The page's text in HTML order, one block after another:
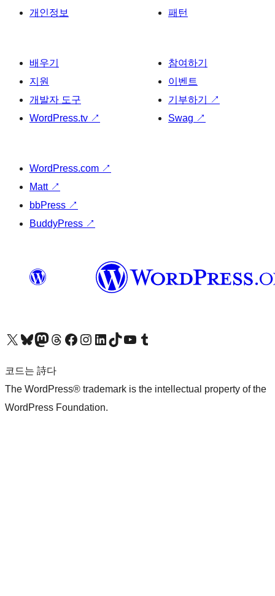
개인정보
패턴
배우기
지원
개발자 도구
WordPress.tv ↗
참여하기
이벤트
기부하기
↗
Swag ↗
WordPress.com ↗
Matt ↗
bbPress ↗
BuddyPress ↗
X(이전 트위터) 계정 방문하기블루스카이 계정 방문하기마스토돈 계정 방문하기스레드 계정 방문하기 페이스북 페이지 방문하기인스타그램 계정 방문하기 LinkedIn 계정 방문하기틱톡 계정 방문하기유튜브 채널 방문하기 텀블러 계정 방문하기
코드는 詩다
The WordPress® trademark is the intellectual property of the
WordPress Foundation.